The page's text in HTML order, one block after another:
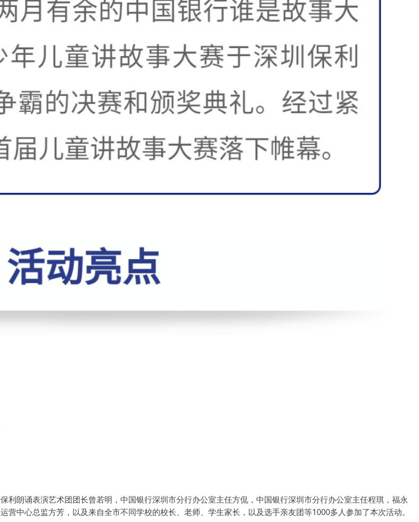
利朗诵表演艺术团团长曾若明，中国银行深圳市分行办公室主任方侃，中国银行深圳市分行办公室主任程琪，福永
中心总监方芳，以及来自全市不同学校的校长、老师、学生家长，以及选手亲友团等1000多人参加了本次活动。